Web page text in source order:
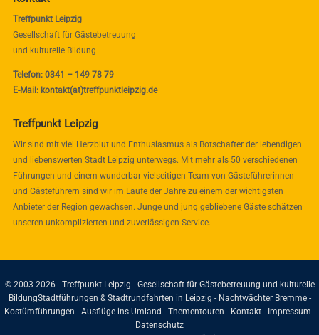
Treffpunkt Leipzig
Gesellschaft für Gästebetreuung
und kulturelle Bildung
Telefon: 0341 – 149 78 79
E-Mail: kontakt(at)treffpunktleipzig.de
Treffpunkt Leipzig
Wir sind mit viel Herzblut und Enthusiasmus als Botschafter der lebendigen
und liebenswerten Stadt Leipzig unterwegs. Mit mehr als 50 verschiedenen
Führungen und einem wunderbar vielseitigen Team von Gästeführerinnen
und Gästeführern sind wir im Laufe der Jahre zu einem der wichtigsten
Anbieter der Region gewachsen. Junge und jung gebliebene Gäste schätzen
unseren unkomplizierten und zuverlässigen Service.
© 2003-2026 - Treffpunkt-Leipzig - Gesellschaft für Gästebetreuung und kulturelle
BildungStadtführungen & Stadtrundfahrten in Leipzig - Nachtwächter Bremme -
Kostümführungen - Ausflüge ins Umland - Thementouren - Kontakt- Impressum -
Datenschutz